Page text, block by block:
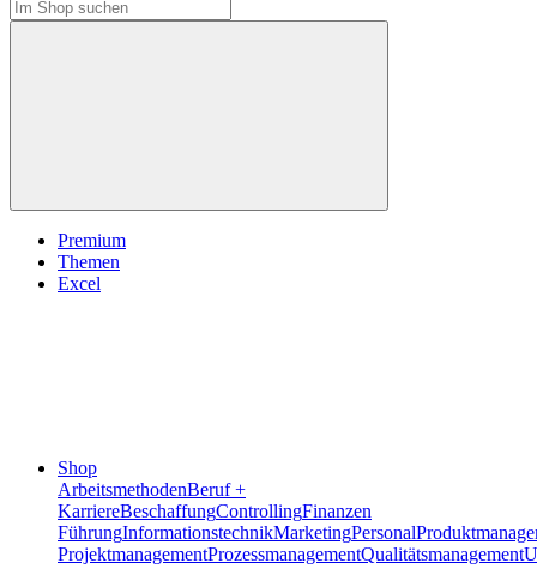
Premium
Themen
Excel
Shop
ArbeitsmethodenBeruf +
KarriereBeschaffungControllingFinanzen
FührungInformationstechnikMarketingPersonal
ProjektmanagementProzessmanagementQualitätsmanagement